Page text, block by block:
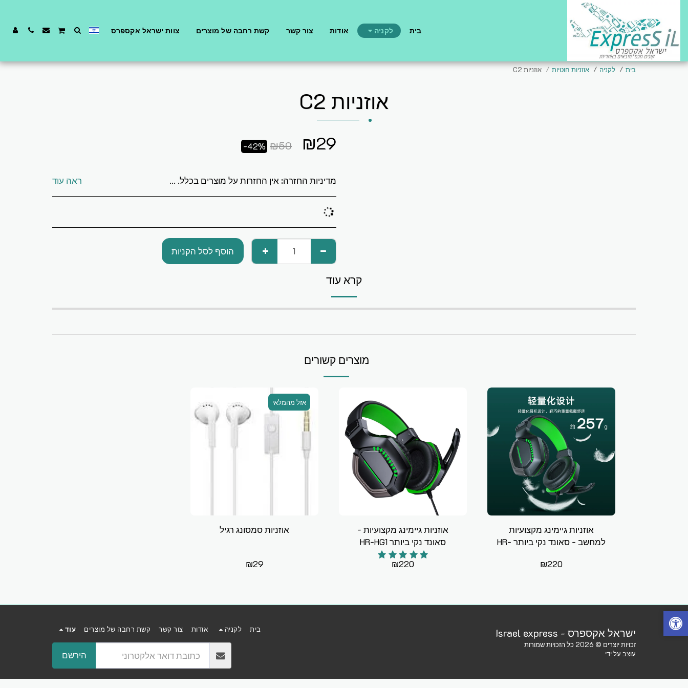
בית לקניה אודות צור קשר קשת רחבה של מוצרים צוות ישראל אקספרס
בית לקניה אוזניות חוטיות אוזניות C2
אוזניות C2
₪29
₪50
-42%
מדיניות החזרה: אין החזרות על מוצרים בכלל. אלא אם כן הם הגיעו פגומים או מקולקלים ראה עוד
הוסף לסל הקניות
קרא עוד
מוצרים קשורים
אוזניות גיימינג מקצועיות
למחשב - סאונד נקי ביותר HR-
₪220
אוזניות גיימינג מקצועיות -
סאונד נקי ביותר HR-HG1
₪220
אזל מהמלאי
אוזניות סמסונג רגיל
₪29
ישראל אקספרס - Israel express
זכויות יוצרים © 2026 כל הזכויות שמורות
עוצב על ידי
בית לקניה אודות צור קשר קשת רחבה של מוצרים עוד
הירשם